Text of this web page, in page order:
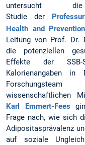
untersucht
Studie der
Health and Prevention
Leitung von Prof. Dr.
die potenziellen
Effekte der SSB-
Kalorienangaben in
wissenschaftlichen
Karl Emmert-Fees
Frage nach, wie sich
Adipositasprävalenz
auf soziale